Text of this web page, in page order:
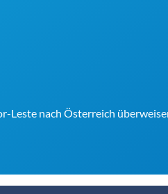
Leste nach Österreich